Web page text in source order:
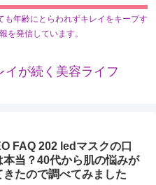
年齢にとらわれずキレイをキープす
を発信しています。
イが続く美容ライフ
FAQ 202 ledマスクの口
本当？40代から肌の悩みが
きたので調べてみました